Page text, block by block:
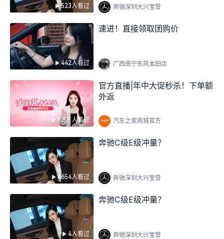
523人看过 奔驰深圳大兴宝誉
442人看过
速进！直接领取团购价
广西南宁东风本田店
1.8万人看过
官方直播|年中大促秒杀！下单额
外返
汽车之家商城官方
4654人看过
奔驰C级E级冲量？
奔驰深圳大兴宝誉
4人看过
奔驰C级E级冲量？
奔驰深圳大兴宝誉